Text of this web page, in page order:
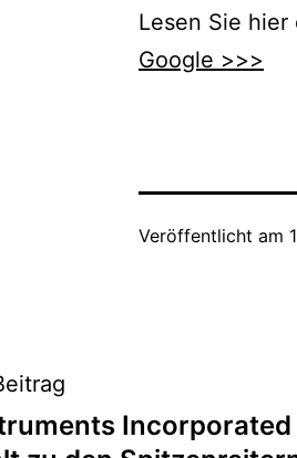
Lesen Sie
Google >>>
Veröffentlicht am
Incorporated